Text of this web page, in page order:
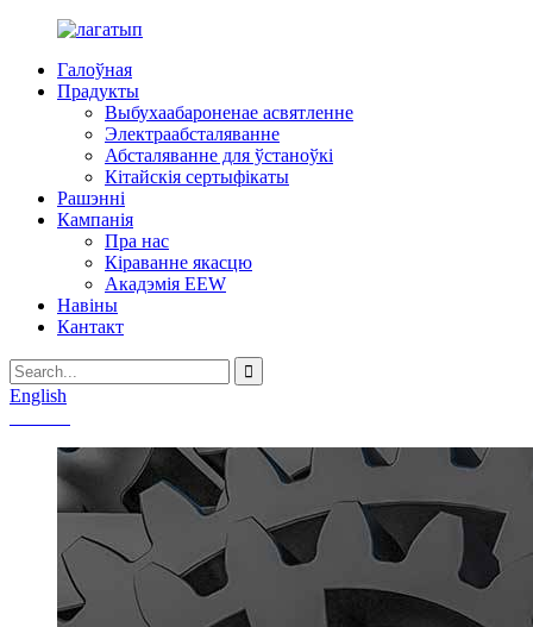
Галоўная
Прадукты
Выбухаабароненае асвятленне
Электраабсталяванне
Абсталяванне для ўстаноўкі
Кітайскія сертыфікаты
Рашэнні
Кампанія
Пра нас
Кіраванне якасцю
Акадэмія EEW
Навіны
Кантакт
English